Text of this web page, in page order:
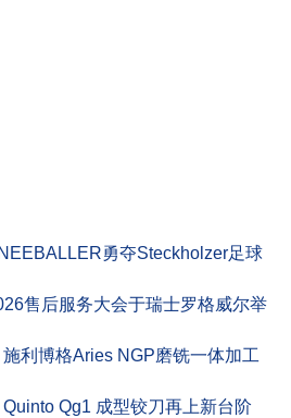
勇夺Steckholzer足球
售后服务大会于瑞士罗格威尔举
利博格Aries NGP磨铣一体加工
Qg1 成型铰刀再上新台阶